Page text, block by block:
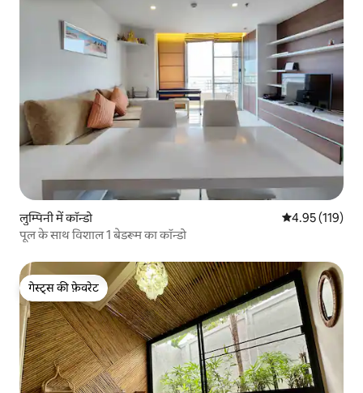
लुम्पिनी में कॉन्डो औसत रेटिंग 5 में से
4.95 (119)
पूल के साथ विशाल 1 बेडरूम का कॉन्डो
गेस्ट्स की फ़ेवरेट
गेस्ट्स की फ़ेवरेट